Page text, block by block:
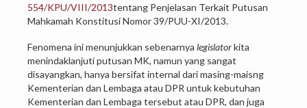
554/KPU/VIII/2013tentang Penjelasan Terkait Putusan
Mahkamah Konstitusi Nomor 39/PUU-XI/2013.
Fenomena ini menunjukkan sebenarnya legislatorkita
menindaklanjuti putusan MK, namun yang sangat
disayangkan, hanya bersifat internal dari masing-maisng
Kementerian dan Lembaga atau DPR untuk kebutuhan
Kementerian dan Lembaga tersebut atau DPR, dan juga